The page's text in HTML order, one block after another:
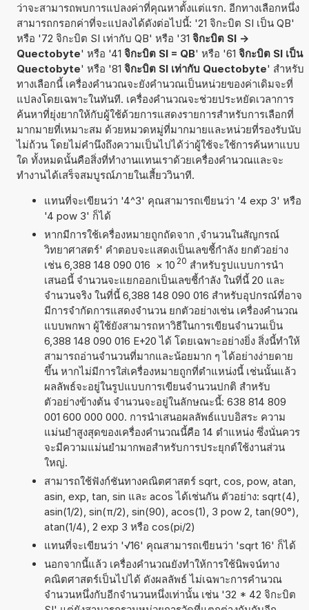
ว่าจะสามารถพบการแปลงค่าที่คุณหาตั้งแต่แรก. อีกทางเลือกหนึ่ง
สามารถกรอกค่าที่จะแปลงได้ดังต่อไปนี้: '21 จิกะบิต SI เป็น QB'
หรือ '72 จิกะบิต SI เท่ากับ QB' หรือ '31 จิกะบิต SI ->
Quectobyte' หรือ '41 จิกะบิต SI = QB' หรือ '61 จิกะบิต SI เป็น
Quectobyte' หรือ '81 จิกะบิต SI เท่ากับ Quectobyte' สำหรับ
ทางเลือกนี้ เครื่องคำนวณจะยังคำนวณเป็นหน่วยของค่าเดิมจะที่
แปลงโดยเฉพาะในทันที. เครื่องคำนวณจะช่วยประหยัดเวลาการ
ค้นหาที่ยุ่งยากให้กับผู้ใช้ด้วยการแสดงรายการสำหรับการเลือกที่
มากมายที่เหมาะสม ด้วยหมวดหมู่ที่มากมายและหน่วยที่รองรับนับ
ไม่ถ้วน โดยไม่คำนึงถึงความเป็นไปได้ว่าผู้ใช้จะใช้การค้นหาแบบ
ใด ทั้งหมดนั้นคือสิ่งที่ทำงานแทนเราด้วยเครื่องคำนวณและจะ
ทำงานได้เสร็จสมบูรณ์ภายในเสี้ยววินาที.
แทนที่จะเขียนว่า '4^3' คุณสามารถเขียนว่า '4 exp 3' หรือ
'4 pow 3' ก็ได้
หากมีการใช้เครื่องหมายถูกถัดจาก ,จำนวนในสัญกรณ์
วิทยาศาสตร์' คำตอบจะแสดงเป็นเลขชี้กำลัง ยกตัวอย่าง
เช่น 6,388 148 090 016 × 10 20 สำหรับรูปแบบการนำ
เสนอนี้ จำนวนจะแยกออกเป็นเลขชี้กำลัง ในที่นี้ 20 และ
จำนวนจริง ในที่นี้ 6,388 148 090 016 สำหรับอุปกรณ์ที่อาจ
มีการจำกัดการแสดงจำนวน ยกตัวอย่างเช่น เครื่องคำนวณ
แบบพกพา ผู้ใช้ยังสามารถหาวิธีในการเขียนจำนวนเป็น
6,388 148 090 016 E+20 ได้ โดยเฉพาะอย่างยิ่ง สิ่งนี้ทำให้
สามารถอ่านจำนวนที่มากและน้อยมาก ๆ ได้อย่างง่ายดาย
ขึ้น หากไม่มีการใส่เครื่องหมายถูกที่ตำแหน่งนี้ เช่นนั้นแล้ว
ผลลัพธ์จะอยู่ในรูปแบบการเขียนจำนวนปกติ สำหรับ
ตัวอย่างข้างต้น จำนวนจะอยู่ในลักษณะนี้: 638 814 809
001 600 000 000. การนำเสนอผลลัพธ์แบบอิสระ ความ
แม่นยำสูงสุดของเครื่องคำนวณนี้คือ 14 ตำแหน่ง ซึ่งนั่นควร
จะมีความแม่นยำมากพอสำหรับการประยุกต์ใช้งานส่วน
ใหญ่.
สามารถใช้ฟังก์ชันทางคณิตศาสตร์ sqrt, cos, pow, atan,
asin, exp, tan, sin และ acos ได้เช่นกัน ตัวอย่าง: sqrt(4),
asin(1/2), sin(π/2), sin(90), acos(1), 3 pow 2, tan(90°),
atan(1/4), 2 exp 3 หรือ cos(pi/2)
แทนที่จะเขียนว่า '√16' คุณสามารถเขียนว่า 'sqrt 16' ก็ได้
นอกจากนี้แล้ว เครื่องคำนวณยังทำให้การใช้นิพจน์ทาง
คณิตศาสตร์เป็นไปได้ ดังผลลัพธ์ ไม่เฉพาะการคำนวณ
จำนวนหนึ่งกับอีกจำนวนหนึ่งเท่านั้น เช่น '32 * 42 จิกะบิต